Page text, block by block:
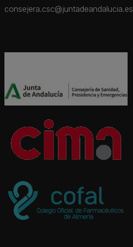
consejera.csc@juntadeandalucia.es